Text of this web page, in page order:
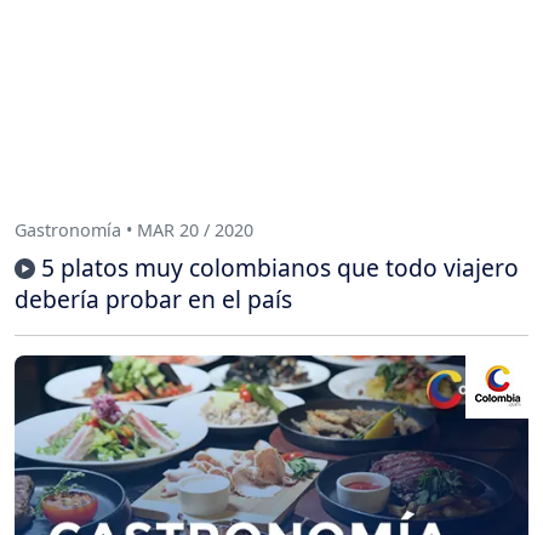
Gastronomía • MAR 20 / 2020
5 platos muy colombianos que todo viajero
debería probar en el país